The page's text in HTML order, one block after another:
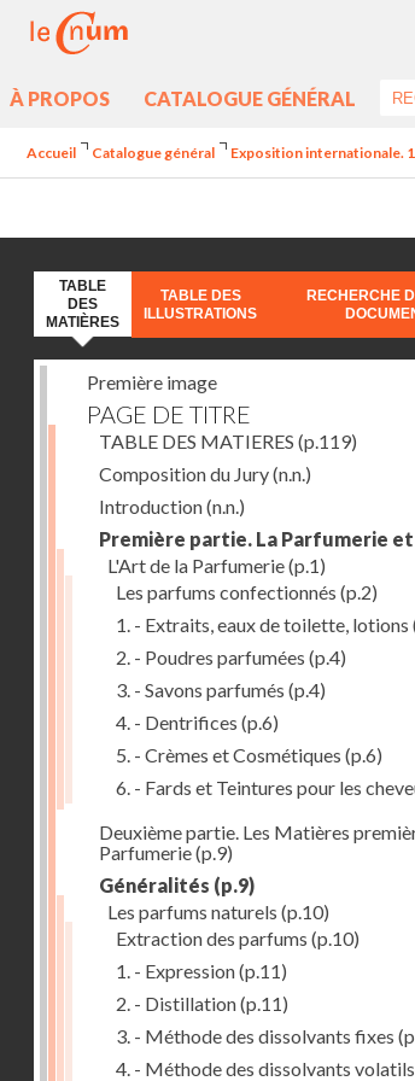
À PROPOS CATALOGUE GÉNÉRAL
Accueil Catalogue général Exposition internationale.
TABLE
DES
MATIÈRES
TABLE DES
ILLUSTRATIONS
RECHERCHE
Première image
PAGE DE TITRE
TABLE DES MATIERES (p.119)
Composition du Jury(n.n.)
Introduction(n.n.)
Première partie. La Parfumerie et
L'Art de la Parfumerie(p.1)
Les parfums confectionnés (p.2)
1. - Extraits, eaux de toilette, lotions
2. - Poudres parfumées (p.4)
3. - Savons parfumés (p.4)
4. - Dentrifices (p.6)
5. - Crèmes et Cosmétiques (p.6)
6. - Fards et Teintures pour les
Deuxième partie. Les Matières
Parfumerie(p.9)
Généralités (p.9)
Les parfums naturels (p.10)
Extraction des parfums (p.10)
1. - Expression(p.11)
2. - Distillation(p.11)
3. - Méthode des dissolvants fixes
4. - Méthode des dissolvants volatils